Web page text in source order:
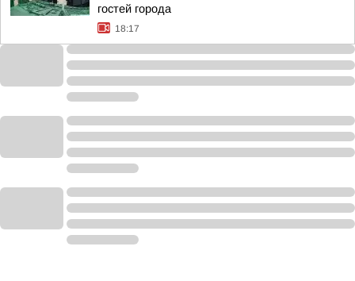
гостей города
18:17